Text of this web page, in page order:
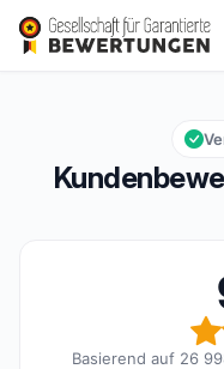
SOSAV
Gesamtbewertung: 9,3
9,3/10
Basierend auf 26